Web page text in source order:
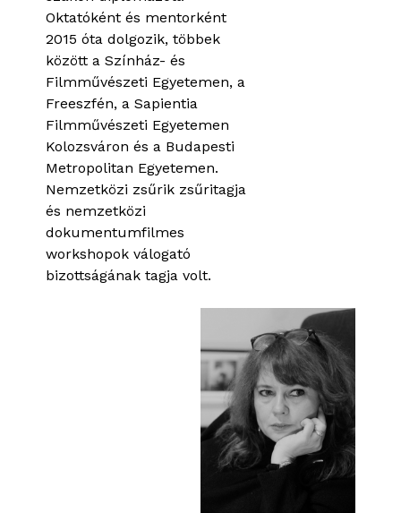
Oktatóként és mentorként
2015 óta dolgozik, többek
között a Színház- és
Filmművészeti Egyetemen, a
Freeszfén, a Sapientia
Filmművészeti Egyetemen
Kolozsváron és a Budapesti
Metropolitan Egyetemen.
Nemzetközi zsűrik zsűritagja
és nemzetközi
dokumentumfilmes
workshopok válogató
bizottságának tagja volt.